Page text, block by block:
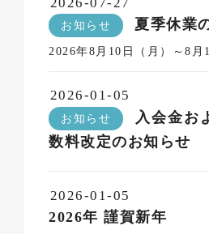
お知らせ 夏季休業
2026年8月10日（月）～8月
2026-01-05
お知らせ
入会金お
数料改定のお知らせ
2026-01-05
2026年 謹賀新年